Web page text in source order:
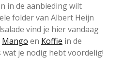
in de aanbieding wilt
folder van Albert Heijn
vind je hier vandaag
Mango en Koffie in de
wat je nodig hebt voordelig!